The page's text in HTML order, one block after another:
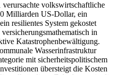
verursachte volkswirtschaftliche
Milliarden US-Dollar, ein
resilientes System gekostet
in
Katastrophenbewältigung.
Wasserinfrastruktur
mit sicherheitspolitischem
übersteigt die Kosten